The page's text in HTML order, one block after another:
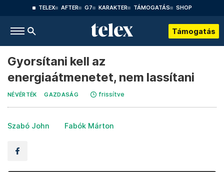
TELEX AFTER G7 KARAKTER TÁMOGATÁS SHOP
Támogatás
Gyorsítani kell az
energiaátmenetet, nem lassítani
NÉVÉRTÉK GAZDASÁG frissítve
Szabó John Fabók Márton